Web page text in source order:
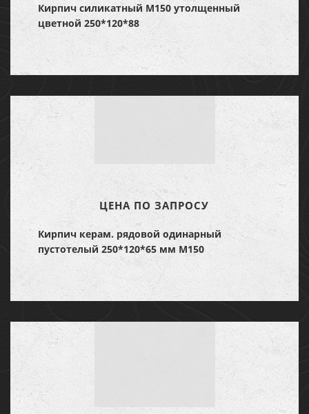
Кирпич силикатный М150 утолщенный
цветной 250*120*88
ЦЕНА ПО ЗАПРОСУ
Кирпич керам. рядовой одинарный
пустотелый 250*120*65 мм М150